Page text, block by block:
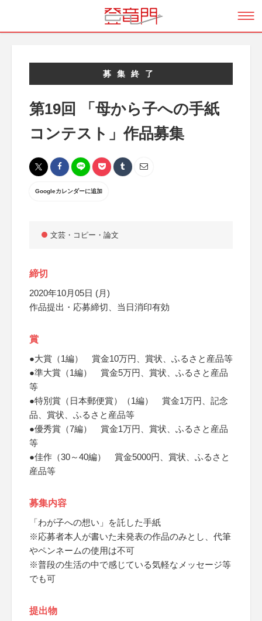
募集終了
第19回 「母から子への手紙
コンテスト」作品募集
Googleカレンダーに追加
文芸・コピー・論文
締切
2020年10月05日 (月)
作品提出・応募締切、当日消印有効
賞
●大賞（1編） 賞金10万円、賞状、ふるさと産品等
●準大賞（1編） 賞金5万円、賞状、ふるさと産品
等
●特別賞（日本郵便賞）（1編） 賞金1万円、記念
品、賞状、ふるさと産品等
●優秀賞（7編） 賞金1万円、賞状、ふるさと産品
等
●佳作（30～40編） 賞金5000円、賞状、ふるさと
産品等
募集内容
「わが子への想い」を託した手紙
※応募者本人が書いた未発表の作品のみとし、代筆
やペンネームの使用は不可
※普段の生活の中で感じている気軽なメッセージ等
でも可
提出物